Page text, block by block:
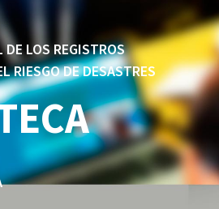
LOS REGISTROS
RIESGO DE DESASTRES